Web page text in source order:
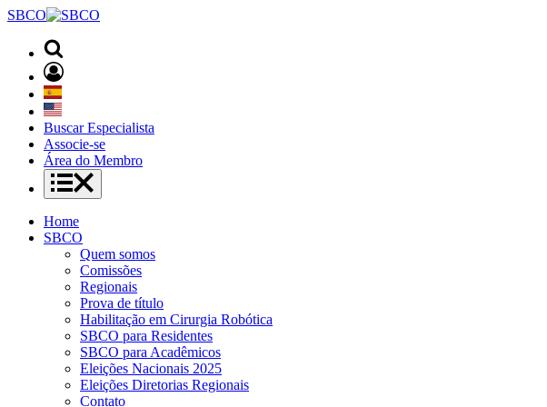
SBCO
Buscar Especialista
Associe-se
Área do Membro
Home
SBCO
Quem somos
Comissões
Regionais
Prova de título
Habilitação em Cirurgia Robótica
SBCO para Residentes
SBCO para Acadêmicos
Eleições Nacionais 2025
Eleições Diretorias Regionais
Contato